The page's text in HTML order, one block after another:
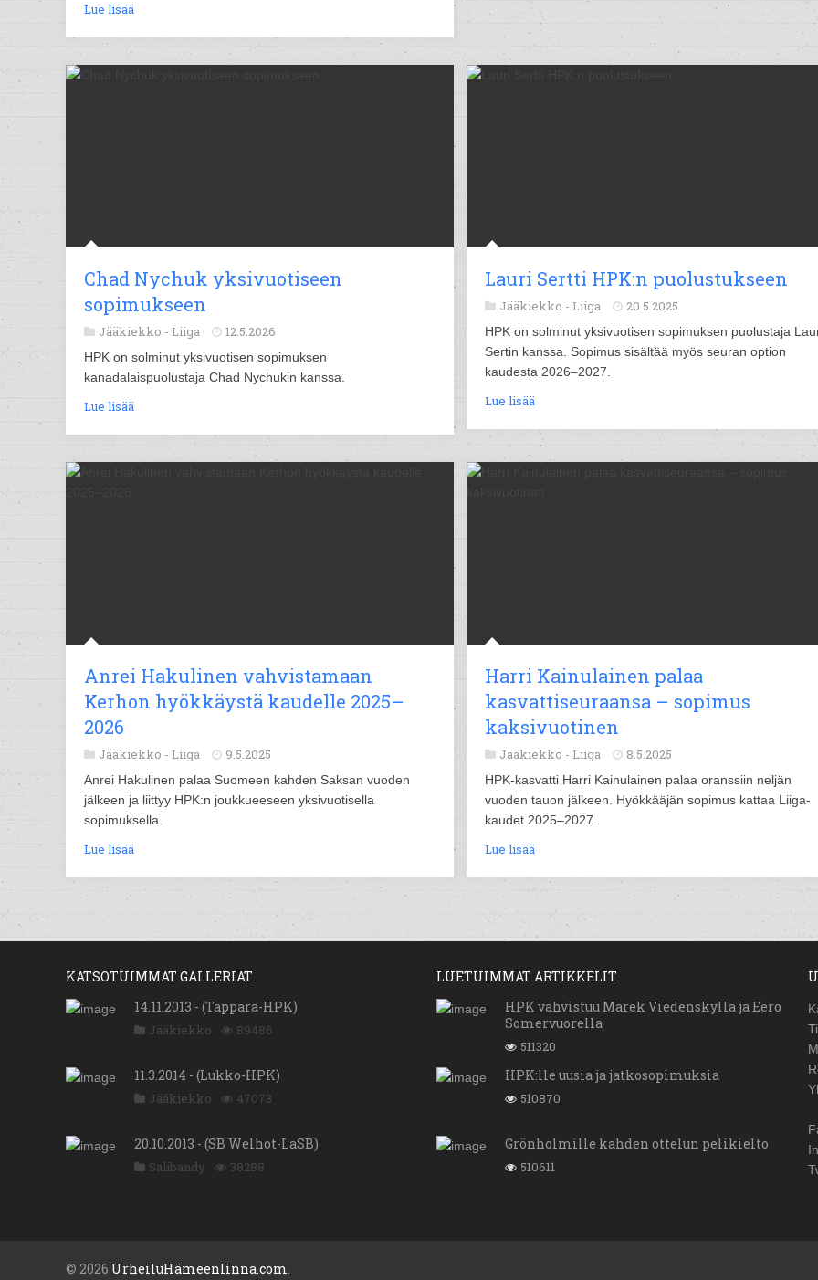
Lue lisää
Chad Nychuk yksivuotiseen
sopimukseen
Jääkiekko - Liiga 12.5.2026
HPK on solminut yksivuotisen sopimuksen
kanadalaispuolustaja Chad Nychukin kanssa.
Lue lisää
Lauri Sertti HPK:n puolustukseen
Jääkiekko - Liiga 20.5.2025
HPK on solminut yksivuotisen sopimuksen puolustaja
Sertin kanssa. Sopimus sisältää myös seuran option
kaudesta 2026–2027.
Lue lisää
Anrei Hakulinen vahvistamaan
Kerhon hyökkäystä kaudelle 2025–
2026
Jääkiekko - Liiga 9.5.2025
Anrei Hakulinen palaa Suomeen kahden Saksan vuoden
jälkeen ja liittyy HPK:n joukkueeseen yksivuotisella
sopimuksella.
Lue lisää
Harri Kainulainen palaa
kasvattiseuraansa – sopimus
kaksivuotinen
Jääkiekko - Liiga 8.5.2025
HPK-kasvatti Harri Kainulainen palaa oranssiin neljän
vuoden tauon jälkeen. Hyökkääjän sopimus kattaa Liiga-
kaudet 2025–2027.
Lue lisää
KATSOTUIMMAT GALLERIAT
14.11.2013 - (Tappara-HPK)
Jääkiekko 89486
11.3.2014 - (Lukko-HPK)
Jääkiekko 47073
20.10.2013 - (SB Welhot-LaSB)
Salibandy 38288
LUETUIMMAT ARTIKKELIT
HPK vahvistuu Marek Viedenskylla ja Eero
Somervuorella
511320
HPK:lle uusia ja jatkosopimuksia
510870
Grönholmille kahden ottelun pelikielto
510611
© 2026 UrheiluHämeenlinna.com.